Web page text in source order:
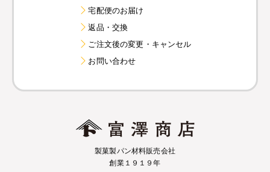
宅配便のお届け
返品・交換
ご注文後の変更・キャンセル
お問い合わせ
製菓製パン材料販売会社
創業１９１９年